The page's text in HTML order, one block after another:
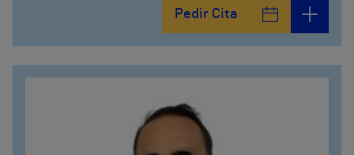
Pedir Cita